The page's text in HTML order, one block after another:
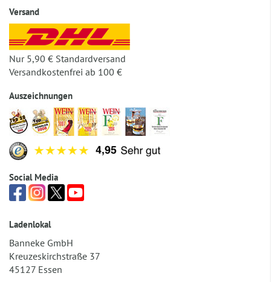
Versand
Nur 5,90 € Standardversand
Versandkostenfrei ab 100 €
Auszeichnungen
Social Media
Ladenlokal
Banneke GmbH
Kreuzeskirchstraße 37
45127 Essen